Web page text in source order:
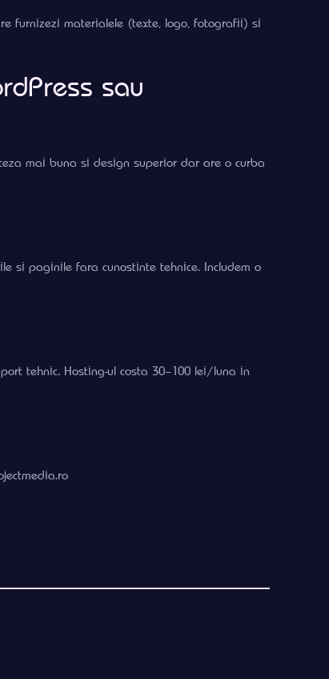
furnizezi materialele (texte, logo, fotografii) si
sau
mai buna si design superior dar are o curba
si paginile fara cunostinte tehnice. Includem o
tehnic. Hosting-ul costa 30–100 lei/luna in